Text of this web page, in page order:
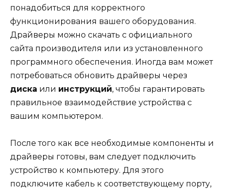
понадобиться для корректного
функционирования вашего оборудования.
Драйверы можно скачать с официального
сайта производителя или из установленного
программного обеспечения. Иногда вам может
потребоваться обновить драйверы через
диска или инструкций, чтобы гарантировать
правильное взаимодействие устройства с
вашим компьютером.
После того как все необходимые компоненты и
драйверы готовы, вам следует подключить
устройство к компьютеру. Для этого
подключите кабель к соответствующему порту,